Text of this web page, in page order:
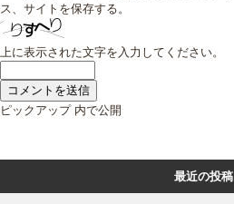
ス、サイトを保存する。
上に表示された文字を入力してください。
投
ビ
ー
ピックアップ 内で公開
最近の投稿